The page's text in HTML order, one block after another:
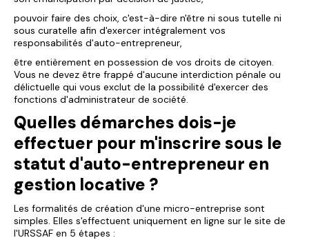
pouvoir faire des choix, c'est-à-dire n'être ni sous tutelle ni
sous curatelle afin d'exercer intégralement vos
responsabilités d'auto-entrepreneur,
être entièrement en possession de vos droits de citoyen.
Vous ne devez être frappé d'aucune interdiction pénale ou
délictuelle qui vous exclut de la possibilité d'exercer des
fonctions d'administrateur de société.
Quelles démarches dois-je
effectuer pour m'inscrire sous le
statut d'auto-entrepreneur en
gestion locative ?
Les formalités de création d'une micro-entreprise sont
simples. Elles s'effectuent uniquement en ligne sur le site de
l'URSSAF en 5 étapes :